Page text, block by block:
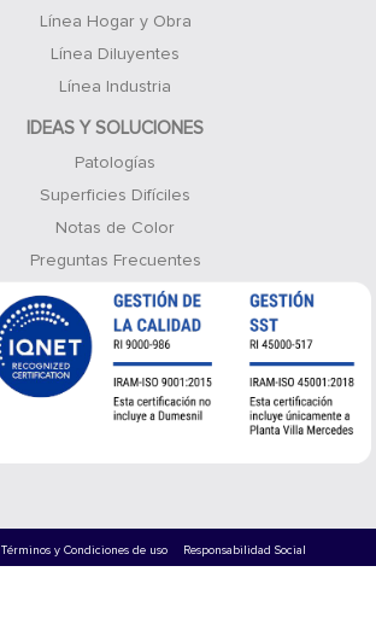
Línea Hogar y Obra
Línea Diluyentes
Línea Industria
IDEAS Y SOLUCIONES
Patologías
Superficies Difíciles
Notas de Color
Preguntas Frecuentes
Términos y Condiciones de uso Responsabilidad Social